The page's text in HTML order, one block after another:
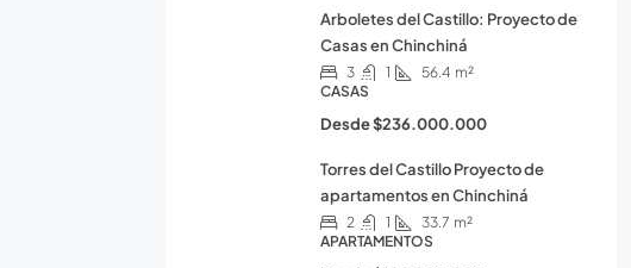
Arboletes del Castillo: Proyecto de
Casas en Chinchiná
3 1 56.4 m²
CASAS
Desde$236.000.000
Torres del Castillo Proyecto de
apartamentos en Chinchiná
2 1 33.7 m²
APARTAMENTOS